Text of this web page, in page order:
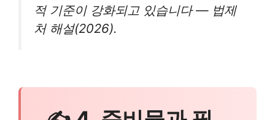
적 기준이 강화되고 있습니다 — 법제
처 해설(2026).